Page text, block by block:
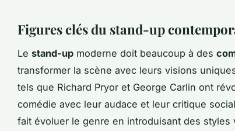
Figures clés du stand-up
Le stand-up moderne doit beaucoup à des
transformer la scène avec leurs visions
tels que Richard Pryor et George Carlin ont
comédie avec leur audace et leur critique
fait évoluer le genre en introduisant des styles